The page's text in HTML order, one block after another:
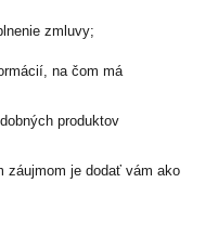
zmluvy;
na čom má
produktov
záujmom je dodať vám ako